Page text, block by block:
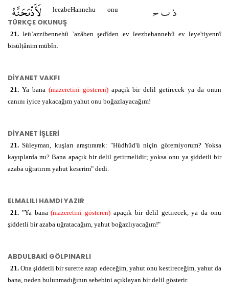
لَأَذْبَحَنَّهُ leeƶbeHannehu
onu
ذ ب ح
أَوْ
ev yahut da
لَيَأْتِيَنِّي
بِسُلْطَانٍ
bisulTānin bir delil
س ل ط
TÜRKÇE OKUNUŞ
21.leü`aẕẕibennehû `aẕâben şedîden ev leeẕbeḥannehû ev leye'tiyennî
bisülṭânim mübîn.
DİYANET VAKFI
21. Ya bana (mazeretini gösteren)apaçık bir delil getirecek ya da onun
canını iyice yakacağım yahut onu boğazlayacağım!
DİYANET İŞLERİ
21.Süleyman, kuşları araştırarak: "Hüdhüd'ü niçin göremiyorum? Yoksa
kayıplarda mı? Bana apaçık bir delil getirmelidir; yoksa onu ya şiddetli bir
azaba uğratırım yahut keserim" dedi.
ELMALILI HAMDI YAZIR
21. "Ya bana(mazeretini gösteren) apaçık bir delil getirecek, ya da onu
şiddetli bir azaba uğratacağım, yahut boğazlıyacağım!"
ABDULBAKİ GÖLPINARLI
21.Ona şiddetli bir surette azap edeceğim, yahut onu kestireceğim, yahut da
bana, neden bulunmadığının sebebini açıklayan bir delil gösterir.